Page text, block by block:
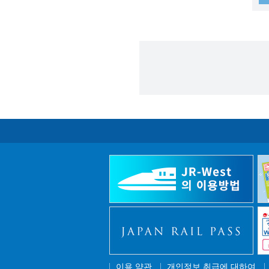
이용 약관 개인정보 취급에 대하여